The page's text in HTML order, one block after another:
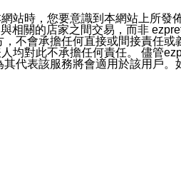
官方帳號的通知型訊息。
站時，您要意識到本網站上所
關的店家之間交易，而非
不會承擔任何直接或間接責任
均對此不承擔任何責任。 儘管
代表該服務將會適用於該用戶。